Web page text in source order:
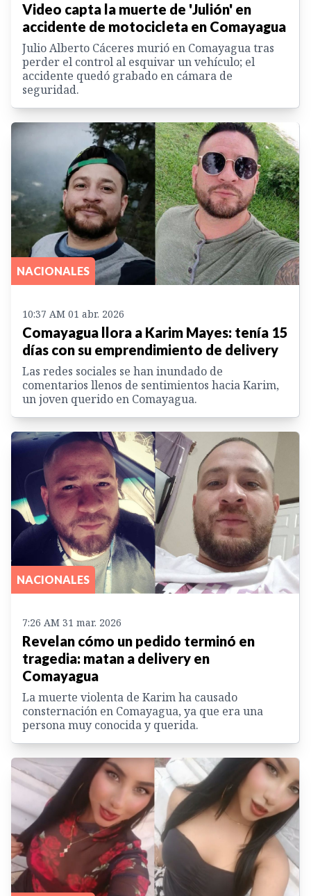
Video capta la muerte de 'Julión' en
accidente de motocicleta en Comayagua
Julio Alberto Cáceres murió en Comayagua tras
perder el control al esquivar un vehículo; el
accidente quedó grabado en cámara de
seguridad.
NACIONALES
10:37 AM 01 abr. 2026
Comayagua llora a Karim Mayes: tenía 15
días con su emprendimiento de delivery
Las redes sociales se han inundado de
comentarios llenos de sentimientos hacia Karim,
un joven querido en Comayagua.
NACIONALES
7:26 AM 31 mar. 2026
Revelan cómo un pedido terminó en
tragedia: matan a delivery en
Comayagua
La muerte violenta de Karim ha causado
consternación en Comayagua, ya que era una
persona muy conocida y querida.